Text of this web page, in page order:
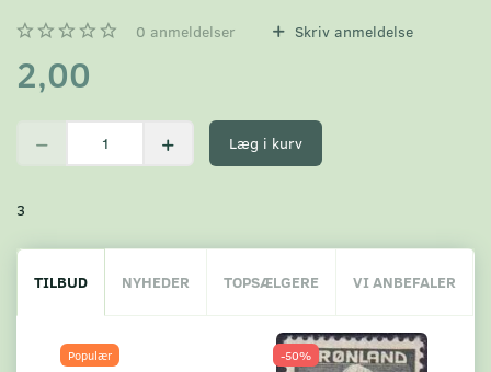
0 anmeldelser Skriv anmeldelse
2,00
Læg i kurv
3
TILBUD NYHEDER TOPSÆLGERE VI ANBEFALER
Populær -50%